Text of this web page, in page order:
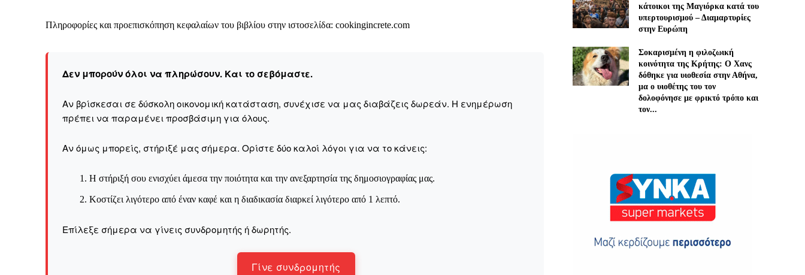
Εφημερίδα
Αγώνας της Κρήτης
Πληροφορίες και προεπισκόπηση κεφαλαίων του βιβλίου στην ιστοσελίδα: cookingincrete.com
Δεν μπορούν όλοι να πληρώσουν. Και το σεβόμαστε.
Αν βρίσκεσαι σε δύσκολη οικονομική κατάσταση, συνέχισε να μας διαβάζεις δωρεάν. Η ενημέρωση
πρέπει να παραμένει προσβάσιμη για όλους.
Αν όμως μπορείς, στήριξέ μας σήμερα. Ορίστε δύο καλοί λόγοι για να το κάνεις:
Η στήριξή σου ενισχύει άμεσα την ποιότητα και την ανεξαρτησία της δημοσιογραφίας μας.
Κοστίζει λιγότερο από έναν καφέ και η διαδικασία διαρκεί λιγότερο από 1 λεπτό.
Επίλεξε σήμερα να γίνεις συνδρομητής ή δωρητής.
Γίνε συνδρομητής
κάτοικοι της Μαγιόρκα κατά του
υπερτουρισμού – Διαμαρτυρίες
στην Ευρώπη
Σοκαρισμένη η φιλοζωική
κοινότητα της Κρήτης: Ο Χανς
δόθηκε για υιοθεσία στην Αθήνα,
μα ο υιοθέτης του τον
δολοφόνησε με φρικτό τρόπο και
τον...